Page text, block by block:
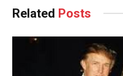
Related Posts